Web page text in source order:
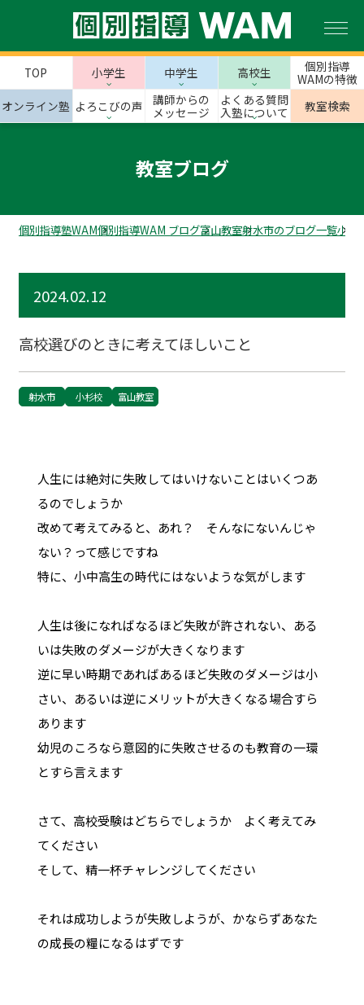
TOP 小学生 中学生 高校生
個別指導
WAMの特徴
オンライン塾 よろこびの声
講師からの
メッセージ
よくある質問
入塾について
教室検索
教室ブログ
個別指導塾WAM個別指導WAM ブログ富山教室射水市のブログ一覧小杉
2024.02.12
高校選びのときに考えてほしいこと
射水市 小杉校 富山教室
人生には絶対に失敗してはいけないことはいくつあ
るのでしょうか
改めて考えてみると、あれ？ そんなにないんじゃ
ない？って感じですね
特に、小中高生の時代にはないような気がします
人生は後になればなるほど失敗が許されない、ある
いは失敗のダメージが大きくなります
逆に早い時期であればあるほど失敗のダメージは小
さい、あるいは逆にメリットが大きくなる場合すら
あります
幼児のころなら意図的に失敗させるのも教育の一環
とすら言えます
さて、高校受験はどちらでしょうか よく考えてみ
てください
そして、精一杯チャレンジしてください
それは成功しようが失敗しようが、かならずあなた
の成長の糧になるはずです